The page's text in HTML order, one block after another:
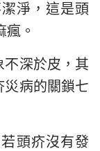
淨，這是頭
。
不深於皮，其
災病的關鎖七
頭疥沒有發